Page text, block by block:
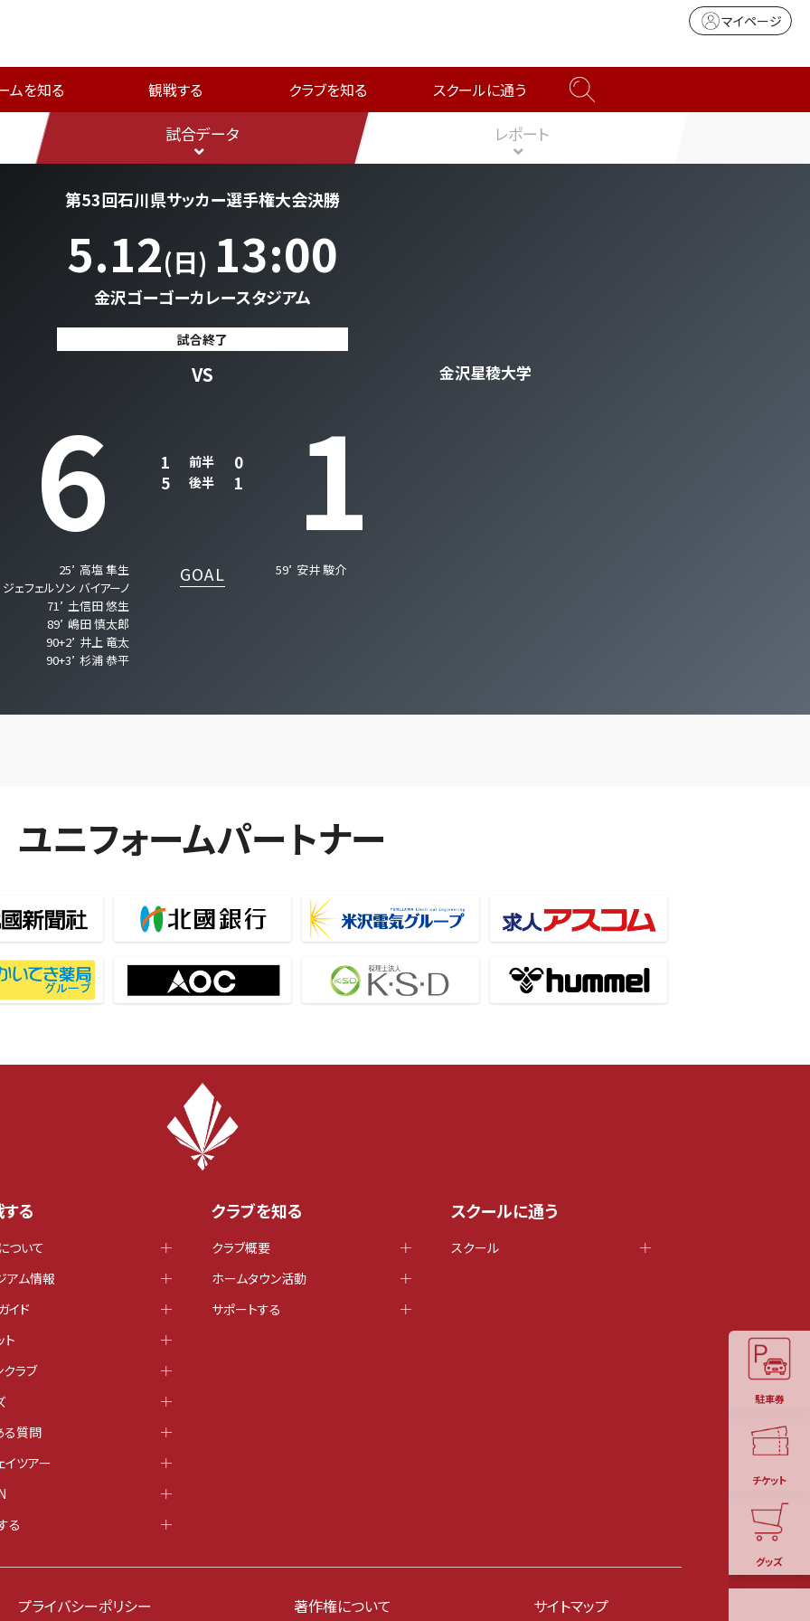
マイページ
ムを知る 観戦する クラブを知る スクールに通う
試合データ レポート
第53回石川県サッカー選手権大会決勝
5.12(日) 13:00
金沢ゴーゴーカレースタジアム
試合終了
VS 金沢星稜大学
6 1 前半
0
5
後半 1 1
25’ 高塩 隼生
ジェフェルソン バイアーノ
71’ 土信田 悠生
89’ 嶋田 慎太郎
90+2’ 井上 竜太
90+3’ 杉浦 恭平
GOAL 59’ 安井 駿介
ユニフォームパートナー
駐車券
チケット
グッズ
る
ついて
アム情報
イド
ト
クラブ
る質問
イツアー
る
クラブを知る
クラブ概要
ホームタウン活動
サポートする
スクールに通う
スクール
プライバシーポリシー 著作権について サイトマップ